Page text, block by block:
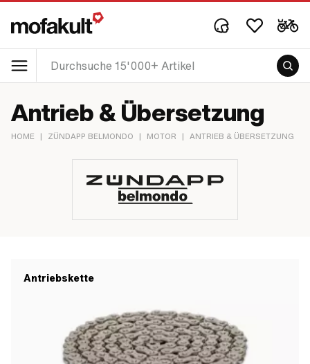
Antrieb & Übersetzung
HOME | ZÜNDAPP BELMONDO | MOTOR | ANTRIEB & ÜBERSETZUNG
Antriebskette